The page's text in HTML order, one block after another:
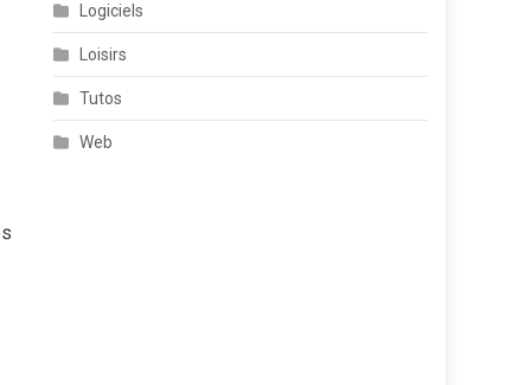
Logiciels
Loisirs
Tutos
Web